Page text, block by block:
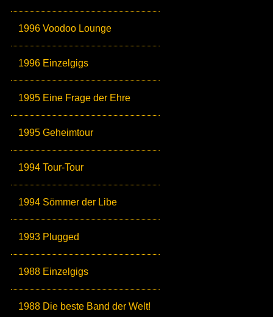
1996 Voodoo Lounge
1996 Einzelgigs
1995 Eine Frage der Ehre
1995 Geheimtour
1994 Tour-Tour
1994 Sömmer der Libe
1993 Plugged
1988 Einzelgigs
1988 Die beste Band der Welt!